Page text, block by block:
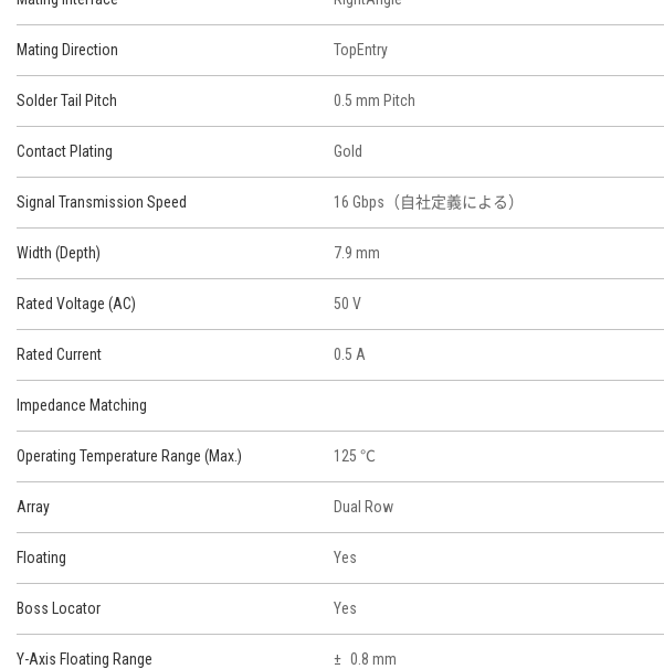
Mating Direction TopEntry
Solder Tail Pitch 0.5 mm Pitch
Contact Plating Gold
Signal Transmission Speed 16 Gbps（自社定義による）
Width (Depth) 7.9 mm
Rated Voltage (AC) 50 V
Rated Current 0.5 A
Impedance Matching
Operating Temperature Range (Max.) 125 ℃
Array Dual Row
Floating Yes
Boss Locator Yes
Y-Axis Floating Range 0.8 mm